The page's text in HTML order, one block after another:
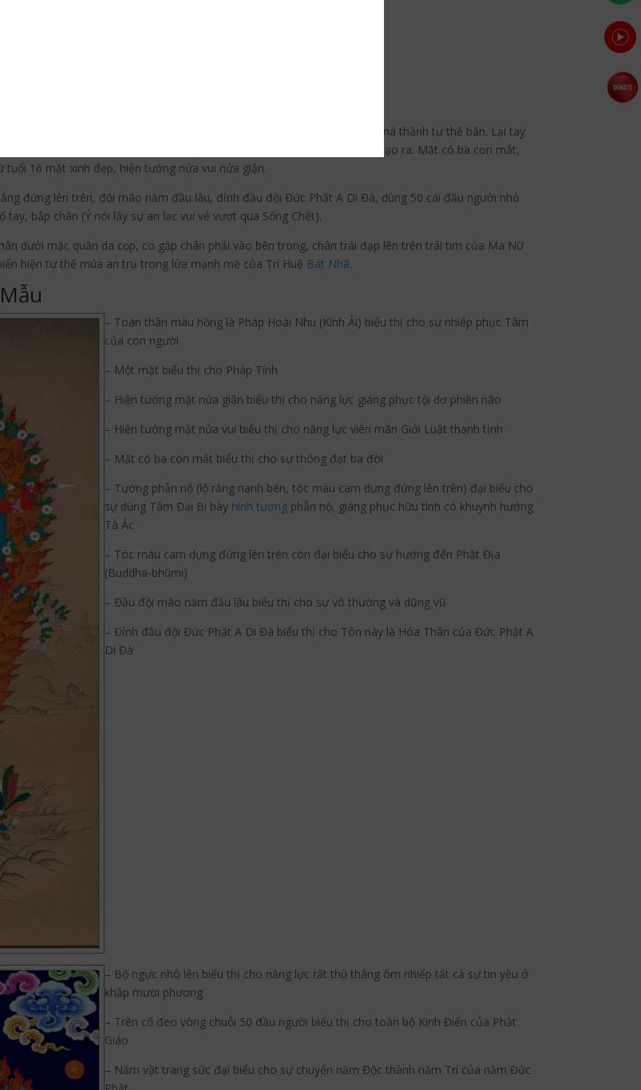
tay, hai tay cầm cung tên kết từ hoa Ưu Bát La hồng, rồi giương cung mà thành tư thế bắn. Lại tay
tạo thành, tiếp đến tay trái cầm sợi dây do hoa Ưu Bát La hồng chế tạo ra. Mặt có ba con mắt,
16 mặt xinh đẹp, hiện tướng nửa vui nửa giận.
đứng lên trên, đội mão năm đầu lâu, đỉnh đầu đội Đức Phật A Di Đà, dùng 50 cái đầu người nhỏ
bắp chân (Ý nói lấy sự an lạc vui vẻ vượt qua Sống Chết).
dưới mặc quần da cọp, co gập chân phải vào bên trong, chân trái đạp lên trên trái tim của Ma Nữ
hiện tư thế múa an trụ trong lửa mạnh mẽ của Trí Huệ Bát Nhã.
– Toàn thân màu hồng là Pháp Hoài Nhu (Kính Ái) biểu thị cho sự nhiếp phục Tâm
của con người
– Một mặt biểu thị cho Pháp Tính
– Hiện tướng mặt nửa giận biểu thị cho năng lực giáng phục tội dơ phiền não
– Hiện tướng mặt nửa vui biểu thị cho năng lực viên mãn Giới Luật thanh tịnh
– Mặt có ba con mắt biểu thị cho sự thông đạt ba đời
– Tướng phẫn nộ (lộ răng nanh bén, tóc màu cam dựng đứng lên trên) đại biểu cho
sự dùng Tâm Đại Bi bày hình tượng phẫn nộ, giáng phục hữu tình có khuynh hướng
Tà Ác
– Tóc màu cam dựng đứng lên trên còn đại biểu cho sự hướng đến Phật Địa
(Buddha-bhūmi)
– Đầu đội mão năm đầu lâu biểu thị cho sự vô thường và dũng vũ
– Đỉnh đầu đội Đức Phật A Di Đà biểu thị cho Tôn này là Hóa Thân của Đức Phật A
Di Đà
– Bộ ngực nhô lên biểu thị cho năng lực rất thù thắng ôm nhiếp tất cả sự tin yêu ở
khắp mười phương
– Trên cổ đeo vòng chuỗi 50 đầu người biểu thị cho toàn bộ Kinh Điển của Phật
Giáo
– Năm vật trang sức đại biểu cho sự chuyển năm Độc thành năm Trí của năm Đức